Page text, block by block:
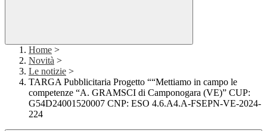
Home >
Novità >
Le notizie >
TARGA Pubblicitaria Progetto ““Mettiamo in campo le
competenze “A. GRAMSCI di Camponogara (VE)” CUP:
G54D24001520007 CNP: ESO 4.6.A4.A-FSEPN-VE-2024-
224